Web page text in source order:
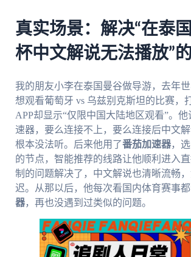
真实场景：解决“在泰
杯中文解说无法播放”
我的朋友小李在泰国曼谷做导游，去年
想观看葡萄牙 vs 乌兹别克斯坦的比赛，
APP却显示“仅限中国大陆地区观看”。
速器，要么连接不上，要么连接后中文解
根本没法听。后来他用了番茄加速器，
的节点，智能推荐的线路让他顺利进入
制的问题解决了，中文解说也清晰流畅
迟。从那以后，他每次看国内体育赛事都
器，再也没遇到过类似的问题。